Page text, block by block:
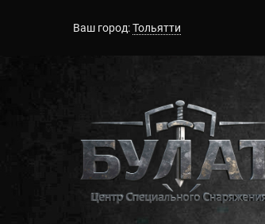
Ваш город:Тольятти